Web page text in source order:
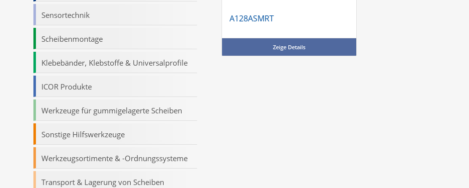
A128ASMRT
Zeige Details
Sensortechnik
Scheibenmontage
Klebebänder, Klebstoffe & Universalprofile
ICOR Produkte
Werkzeuge für gummigelagerte Scheiben
Sonstige Hilfswerkzeuge
Werkzeugsortimente & -Ordnungssysteme
Transport & Lagerung von Scheiben